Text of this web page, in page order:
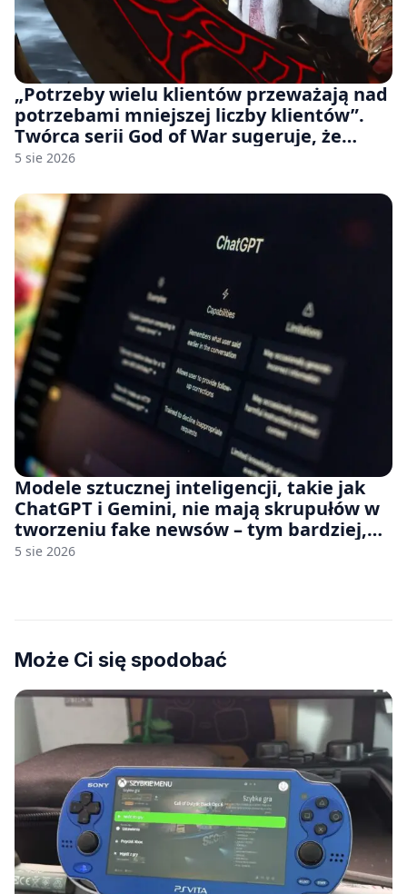
„Potrzeby wielu klientów przeważają nad
potrzebami mniejszej liczby klientów”.
Twórca serii God of War sugeruje, że
rozumie, dlaczego Sony rezygnuje z gier
5 sie 2026
Modele sztucznej inteligencji, takie jak
ChatGPT i Gemini, nie mają skrupułów w
tworzeniu fake newsów – tym bardziej,
jeśli rozmawiasz z nimi po polsku
5 sie 2026
Może Ci się spodobać